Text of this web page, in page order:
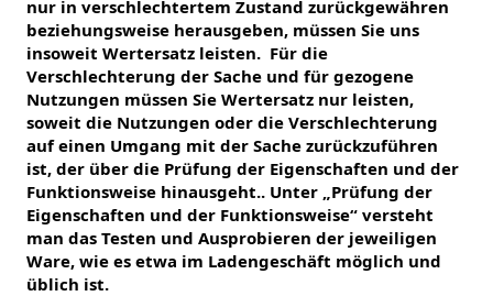
nur in verschlechtertem Zustand zurückgewähren
beziehungsweise herausgeben, müssen Sie uns
insoweit Wertersatz leisten. Für die
Verschlechterung der Sache und für gezogene
Nutzungen müssen Sie Wertersatz nur leisten,
soweit die Nutzungen oder die Verschlechterung
auf einen Umgang mit der Sache zurückzuführen
ist, der über die Prüfung der Eigenschaften und der
Funktionsweise hinausgeht.. Unter „Prüfung der
Eigenschaften und der Funktionsweise“ versteht
man das Testen und Ausprobieren der jeweiligen
Ware, wie es etwa im Ladengeschäft möglich und
üblich ist.